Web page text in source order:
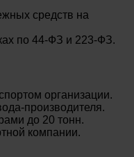
средств на
по 44-ФЗ и 223-ФЗ.
организации.
производителя.
до 20 тонн.
компании.